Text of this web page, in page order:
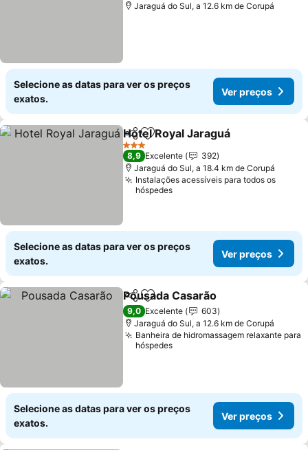
Jaraguá do Sul, a 12.6 km de Corupá
Selecione as datas para ver os preços
exatos.
Ver preços
PartilharAdicionar aos favoritos
Hotel Royal Jaraguá
3 Estrelas
8,9 Excelente
392
Jaraguá do Sul, a 18.4 km de Corupá
Instalações acessíveis para todos os
hóspedes
Selecione as datas para ver os preços
exatos.
Ver preços
PartilharAdicionar aos favoritos
Pousada Casarão
9,0 Excelente
603
Jaraguá do Sul, a 12.6 km de Corupá
Banheira de hidromassagem relaxante para
hóspedes
Selecione as datas para ver os preços
exatos.
Ver preços